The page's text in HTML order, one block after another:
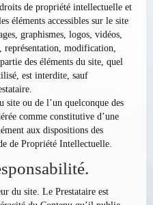
de propriété intellectuelle et
éléments accessibles sur le site
graphismes, logos, vidéos,
représentation, modification,
des éléments du site, quel
est interdite, sauf
site ou de l’un quelconque des
comme constitutive d’une
aux dispositions des
de Propriété Intellectuelle.
du site. Le Prestataire est